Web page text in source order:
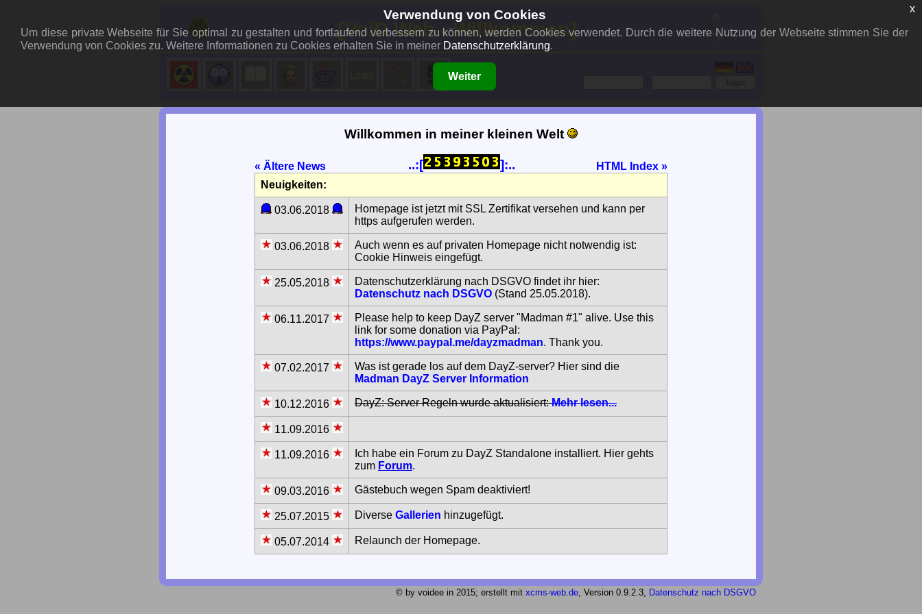
..:[VoîÐ Web - Willkommen]:..
Willkommen in meiner kleinen Welt
« Ältere News ..:[ ]:..
HTML Index »
Neuigkeiten:
03.06.2018
Homepage ist jetzt mit SSL Zertifikat versehen und kann per
https aufgerufen werden.
03.06.2018
Auch wenn es auf privaten Homepage nicht notwendig ist:
Cookie Hinweis eingefügt.
25.05.2018
Datenschutzerklärung nach DSGVO findet ihr hier:
Datenschutz nach DSGVO (Stand 25.05.2018).
06.11.2017
Please help to keep DayZ server "Madman #1" alive. Use this
link for some donation via PayPal:
https://www.paypal.me/dayzmadman. Thank you.
07.02.2017
Was ist gerade los auf dem DayZ-server? Hier sind die
Madman DayZ Server Information
10.12.2016 DayZ: Server Regeln wurde aktualisiert:Mehr lesen...
11.09.2016
11.09.2016
Ich habe ein Forum zu DayZ Standalone installiert. Hier gehts
zum Forum.
09.03.2016 Gästebuch wegen Spam deaktiviert!
25.07.2015 Diverse Gallerien hinzugefügt.
05.07.2014 Relaunch der Homepage.
© by voidee in 2015; erstellt mit xcms-web.de, Version 0.9.2.3, Datenschutz nach DSGVO
Verwendung von Cookies
Um diese private Webseite für Sie optimal zu gestalten und fortlaufend verbessern zu können, werden Cookies verwendet. Durch die weitere Nutzung der Webseite stimmen Sie der
Verwendung von Cookies zu. Weitere Informationen zu Cookies erhalten Sie in meiner Datenschutzerklärung.
Weiter
x